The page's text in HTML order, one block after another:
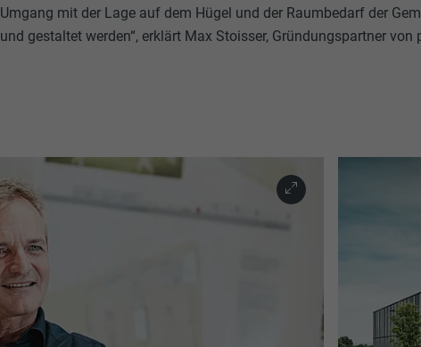
Umgang mit der Lage auf dem Hügel und der Raumbedarf der
und gestaltet werden“, erklärt Max Stoisser, Gründungspartner von